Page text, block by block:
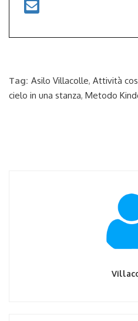
Tag: Asilo Villacolle, Attività
cielo in una stanza, Metodo